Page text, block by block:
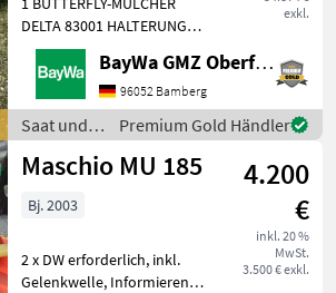
exkl.
DELTA 83001 HALTERUNG
RÄDER FÜR DELTA1 SATZ
RÄDER FÜR GEMELLA1
WALTERSCHEID-
GELENKWELLE (1 3/8) Saat
und Pflege Mulchgeräte
BayWa GMZ Oberfranken
96052 Bamberg
Saat und
Pflege /
Maschio
Premium Gold Händler
Maschio MU 185
4.200
€
inkl. 20 %
MwSt.
3.500 € exkl.
Bj. 2003
2 x DW erforderlich, inkl.
Gelenkwelle, Informieren